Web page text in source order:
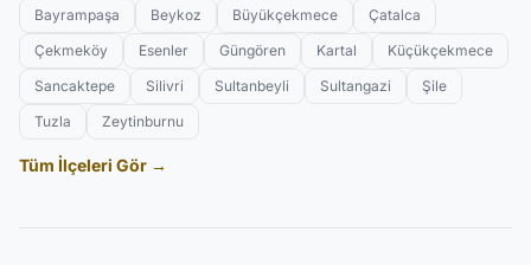
Bayrampaşa
Beykoz Büyükçekmece
Çatalca
Çekmeköy
Esenler Güngören Kartal
Küçükçekmece
Sancaktepe
Silivri Sultanbeyli Sultangazi
Şile
Tuzla
Zeytinburnu
Tüm İlçeleri Gör →